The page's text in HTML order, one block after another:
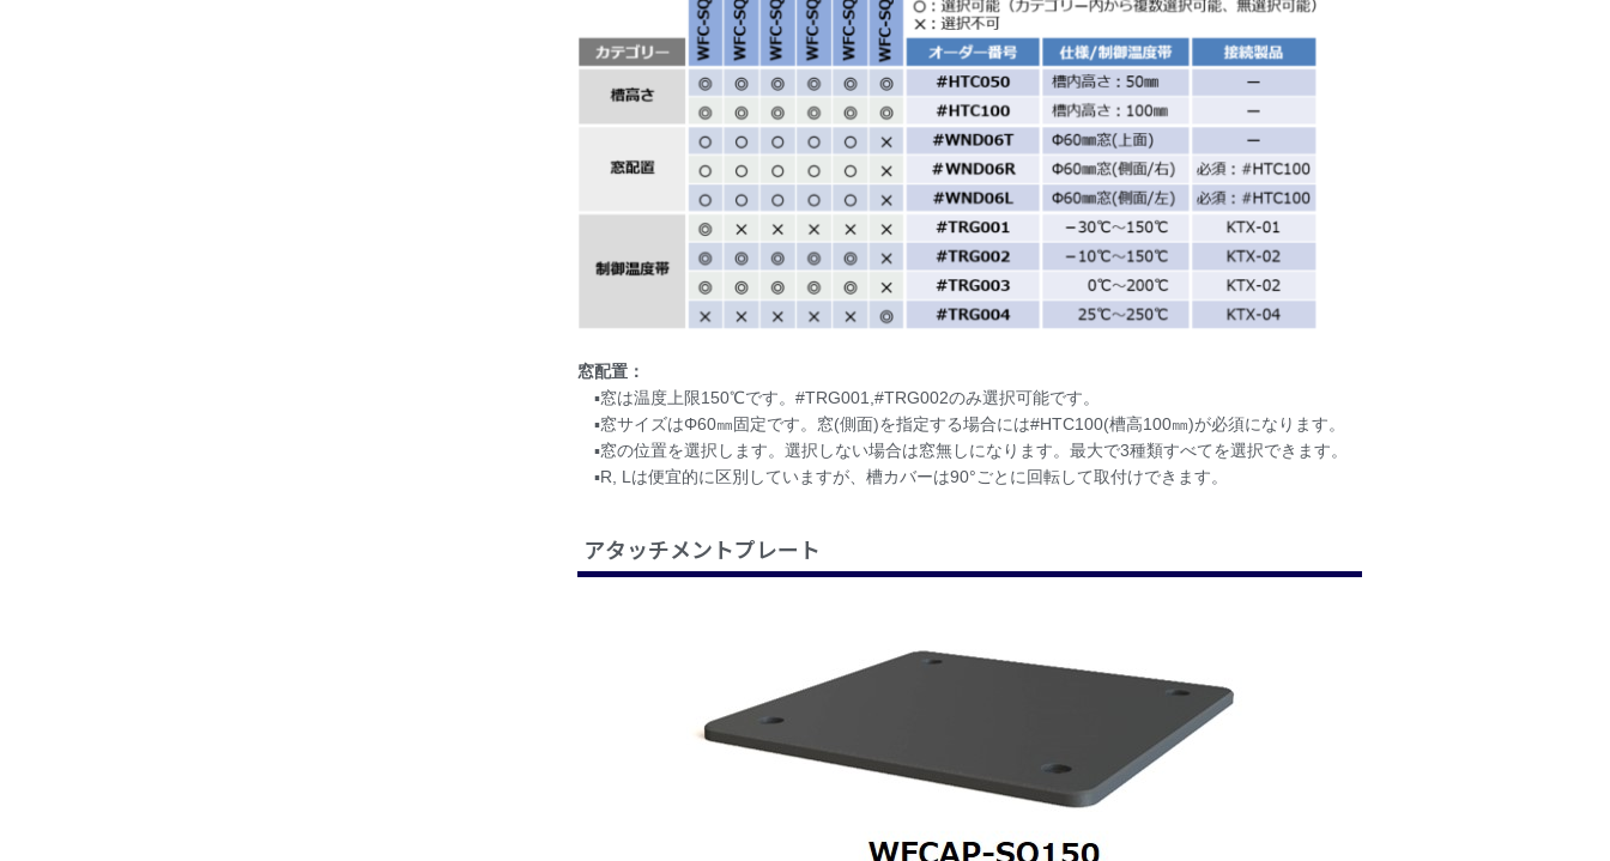
窓配置：
▪窓は温度上限150℃です。#TRG001,#TRG002のみ選択可能です。
▪窓サイズはΦ60㎜固定です。窓(側面)を指定する場合には#HTC100(槽高100㎜)が必須になります。
▪窓の位置を選択します。選択しない場合は窓無しになります。最大で3種類すべてを選択できます。
▪R, Lは便宜的に区別していますが、槽カバーは90°ごとに回転して取付けできます。
アタッチメントプレート